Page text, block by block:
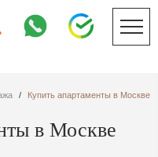
Купить апартаменты в Москве
в Москве